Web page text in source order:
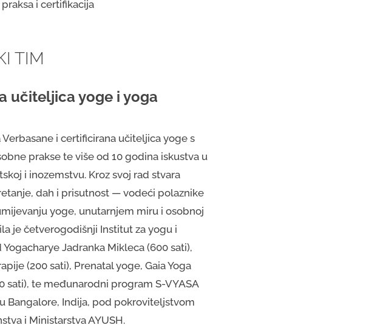
i certifikacija
TIM
učiteljica yoge i yoga
Verbasane i certificirana učiteljica yoge s
prakse te više od 10 godina iskustva u
i inozemstvu. Kroz svoj rad stvara
dah i prisutnost — vodeći polaznike
yoge, unutarnjem miru i osobnoj
je četverogodišnji Institut za yogu i
Jadranka Mikleca (600 sati),
(200 sati), Prenatal yoge, Gaia Yoga
sati), te međunarodni program S-VYASA
Bangalore, Indija, pod pokroviteljstvom
i Ministarstva AYUSH.